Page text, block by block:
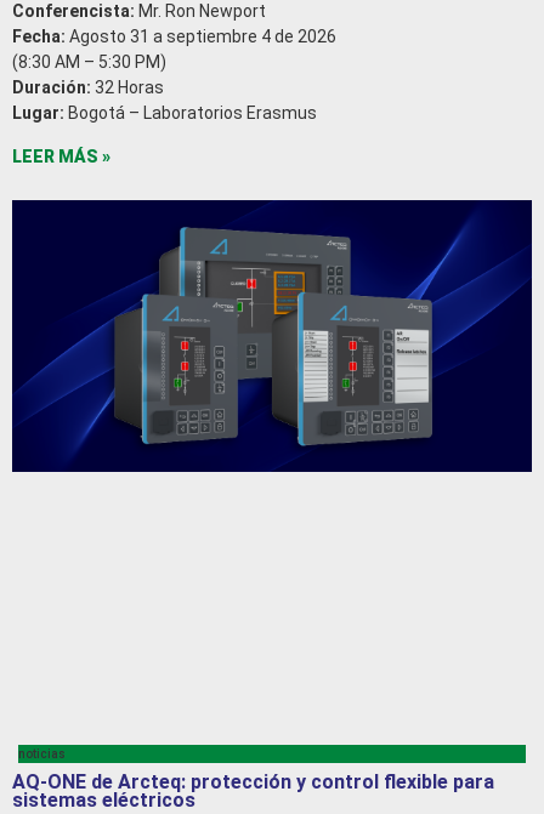
Conferencista: Mr. Ron Newport
Fecha: Agosto 31 a septiembre 4 de 2026
(8:30 AM – 5:30 PM)
Duración: 32 Horas
Lugar: Bogotá – Laboratorios Erasmus
LEER MÁS »
noticias
AQ-ONE de Arcteq: protección y control flexible para
sistemas eléctricos